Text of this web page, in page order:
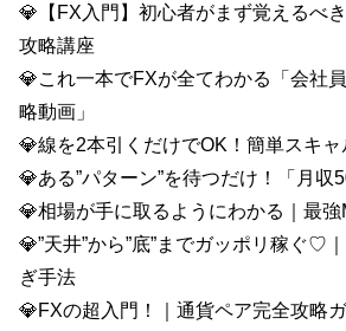
💎【FX入門】初心者がまず覚えるべ
攻略講座
💎これ一本でFXが全てわかる「会社
略動画」
💎線を2本引くだけでOK！簡単スキ
💎ある”パターン”を待つだけ！「月収
💎相場が手に取るようにわかる｜最
💎”天井”から”底”までガッポリ稼ぐ♡
ぎ手法
💎FXの超入門！｜通貨ペア完全攻略